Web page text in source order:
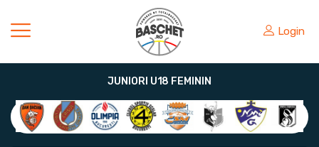
Login
JUNIORI U18 FEMININ